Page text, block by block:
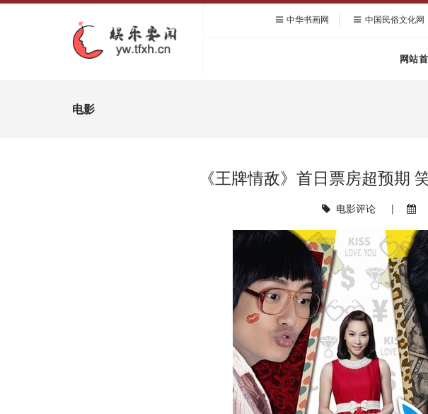
中华书画网 中国民俗文化网
网站
电影
《王牌情敌》首日票房超预期
电影评论 |